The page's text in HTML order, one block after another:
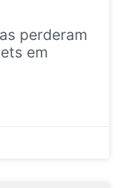
perderam
em